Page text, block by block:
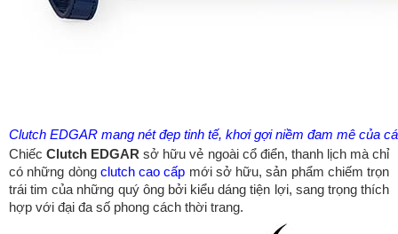
Clutch EDGAR mang nét đẹp tinh tế, khơi gợi niềm đam mê của
ChiếcClutch EDGAR sở hữu vẻ ngoài cổ điển, thanh lịch mà chỉ
có những dòng clutch cao cấp mới sở hữu, sản phẩm chiếm trọn
trái tim của những quý ông bởi kiểu dáng tiện lợi, sang trọng thích
hợp với đại đa số phong cách thời trang.